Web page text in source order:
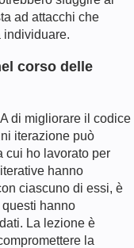
ad attacchi che
individuare.
corso delle
di migliorare il codice
iterazione può
cui ho lavorato per
hanno
ciascuno di essi, è
hanno
La lezione è
la